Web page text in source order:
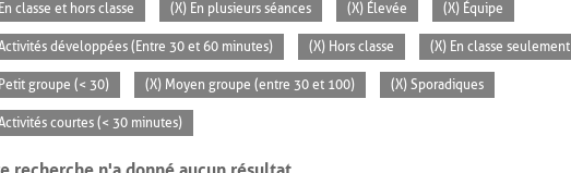
classe et hors classe (X) En plusieurs séances (X) Élevée (X) Équipe
développées (Entre 30 et 60 minutes) (X) Hors classe (X) En classe seulement
groupe (< 30) (X) Moyen groupe (entre 30 et 100) (X) Sporadiques
courtes (< 30 minutes)